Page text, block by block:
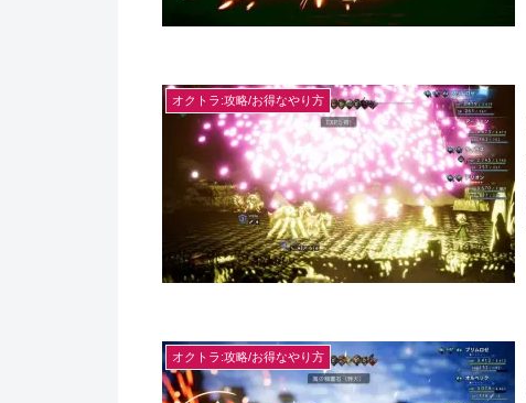
オクトラ:攻略/お得なやり方
オクトラ:攻略/お得なやり方